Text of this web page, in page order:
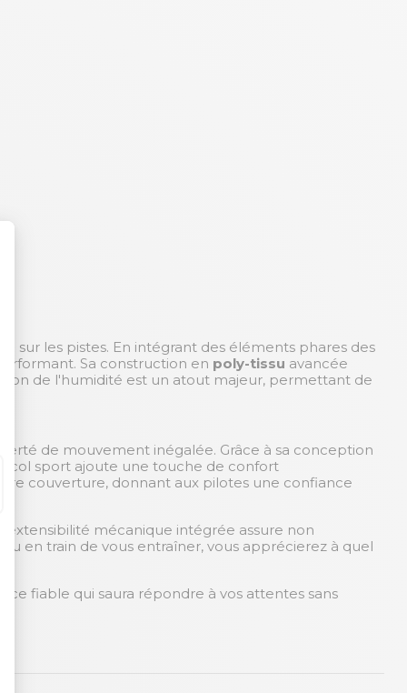
sur les pistes. En intégrant des éléments phares des
Sa construction en poly-tissu avancée
de l'humidité est un atout majeur, permettant de
de mouvement inégalée. Grâce à sa conception
col sport ajoute une touche de confort
couverture, donnant aux pilotes une confiance
mécanique intégrée assure non
en train de vous entraîner, vous apprécierez à quel
fiable qui saura répondre à vos attentes sans